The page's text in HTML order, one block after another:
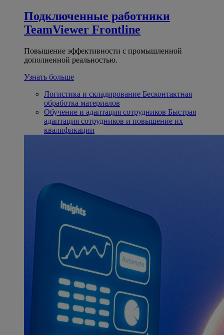
Подключенные работники
TeamViewer Frontline
Повышение эффективности с промышленной
дополненной реальностью.
Узнать больше
Логистика и складирование Бесконтактная
обработка материалов
Обучение и адаптация сотрудников Быстрая
адаптация сотрудников и повышение их
квалификации